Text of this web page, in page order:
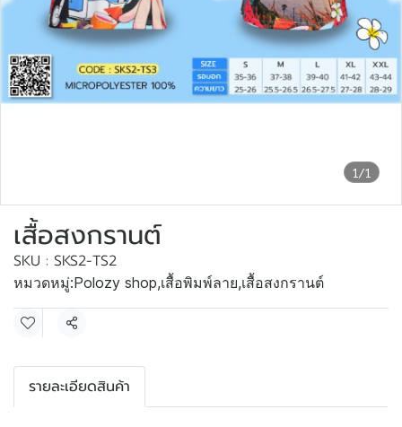
1/1
เสื้อสงกรานต์
SKU : SKS2-TS2
หมวดหมู่:Polozy shop,เสื้อพิมพ์ลาย,เสื้อสงกรานต์
แชร์
รายละเอียดสินค้า